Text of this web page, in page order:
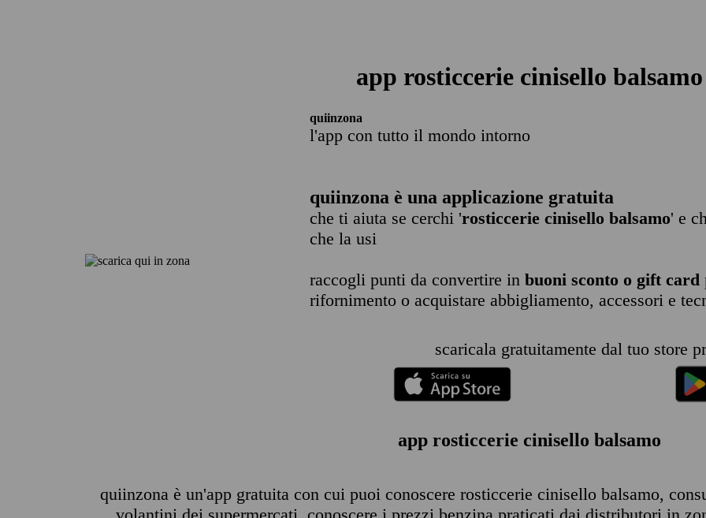
app rosticcerie cinisello balsamo
quiinzona
l'app con tutto il mondo intorno
quiinzona è una applicazione gratuita
che ti aiuta se cerchi 'rosticcerie cinisello balsamo' e
che la usi
raccogli punti da convertire in buoni sconto o gift card
rifornimento o acquistare abbigliamento, accessori e
scaricala gratuitamente dal tuo store
app rosticcerie cinisello balsamo
quiinzona è un'app gratuita con cui puoi conoscere rosticcerie cinisello balsamo,